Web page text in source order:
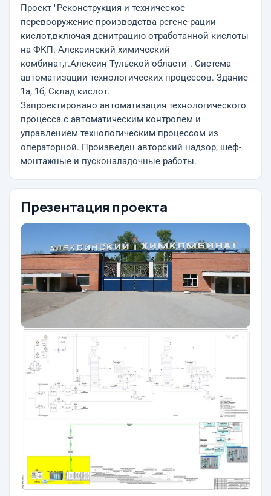
Проект "Реконструкция и техническое
перевооружение производства регене-рации
кислот,включая денитрацию отработанной кислоты
на ФКП. Алексинский химический
комбинат,г.Алексин Тульской области". Система
автоматизации технологических процессов. Здание
1а, 1б, Склад кислот.
Запроектировано автоматизация технологического
процесса с автоматическим контролем и
управлением технологическим процессом из
операторной. Произведен авторский надзор, шеф-
монтажные и пусконаладочные работы.
Презентация проекта